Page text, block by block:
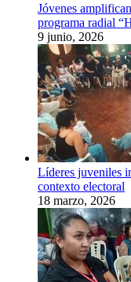
Jóvenes
programa radial
9 junio, 2026
Líderes juveniles
contexto electoral
18 marzo, 2026